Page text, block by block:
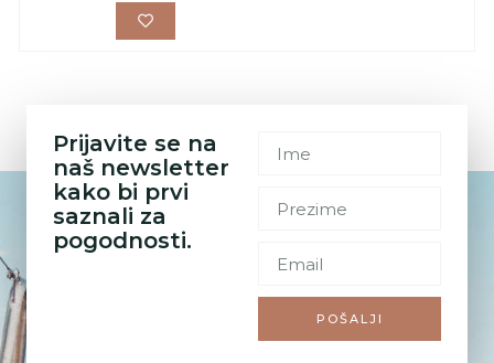
Prijavite se na
naš newsletter
kako bi prvi
saznali za
pogodnosti.
POŠALJI